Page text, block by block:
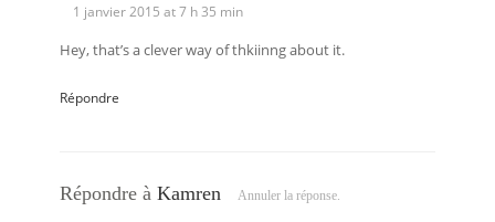
1 janvier 2015 at 7 h 35 min
Hey, that’s a clever way of thkiinng about it.
Répondre
Répondre à Kamren Annuler la réponse.